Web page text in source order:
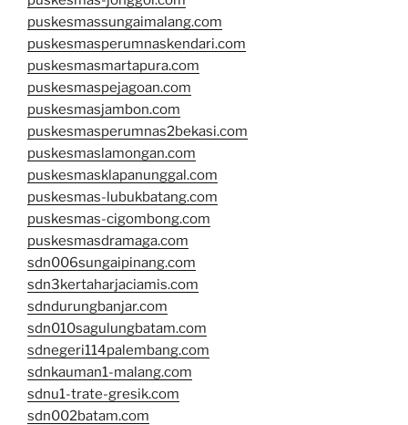
puskesmassungaimalang.com
puskesmasperumnaskendari.com
puskesmasmartapura.com
puskesmaspejagoan.com
puskesmasjambon.com
puskesmasperumnas2bekasi.com
puskesmaslamongan.com
puskesmasklapanunggal.com
puskesmas-lubukbatang.com
puskesmas-cigombong.com
puskesmasdramaga.com
sdn006sungaipinang.com
sdn3kertaharjaciamis.com
sdndurungbanjar.com
sdn010sagulungbatam.com
sdnegeri114palembang.com
sdnkauman1-malang.com
sdnu1-trate-gresik.com
sdn002batam.com